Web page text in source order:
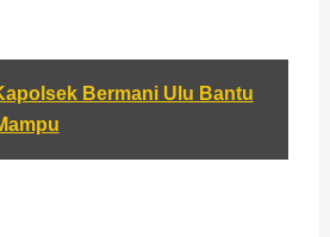
Bermani Ulu Bantu